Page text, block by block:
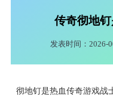
传奇彻地
发表时间：2026-
彻地钉是热血传奇游戏战